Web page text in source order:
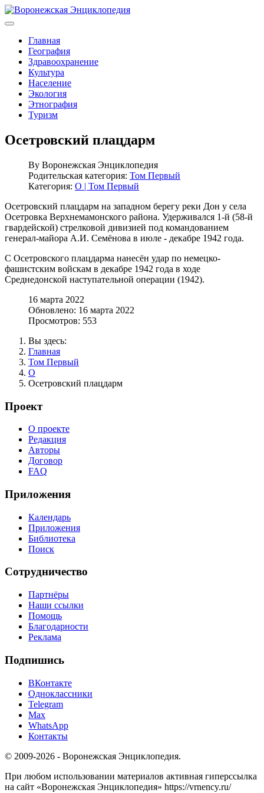
Главная
География
Здравоохранение
Культура
Население
Экология
Этнография
Туризм
Осетровский плацдарм
By Воронежская Энциклопедия
Родительская категория: Том Первый
Категория: О | Том Первый
Осетровский плацдарм на западном берегу реки Дон у села
Осетровка Верхнемамонского района. Удерживался 1-й (58-й
гвардейской) стрелковой дивизией под командованием
генерал-майора А.И. Семёнова в июле - декабре 1942 года.
С Осетровского плацдарма нанесён удар по немецко-
фашистским войскам в декабре 1942 года в ходе
Среднедонской наступательной операции (1942).
16 марта 2022
Обновлено: 16 марта 2022
Просмотров: 553
Вы здесь:
Главная
Том Первый
О
Осетровский плацдарм
Проект
О проекте
Редакция
Авторы
Договор
FAQ
Приложения
Календарь
Приложения
Библиотека
Поиск
Сотрудничество
Партнёры
Наши ссылки
Помощь
Благодарности
Реклама
Подпишись
ВКонтакте
Одноклассники
Telegram
Max
WhatsApp
Контакты
© 2009-2026 - Воронежская Энциклопедия.
При любом использовании материалов активная гиперссылка
на сайт «Воронежская Энциклопедия» https://vrnency.ru/